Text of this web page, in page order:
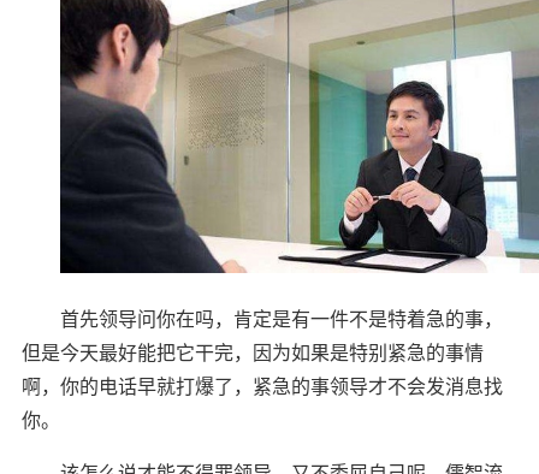
首先领导问你在吗，肯定是有一件不是特着急的事，
但是今天最好能把它干完，因为如果是特别紧急的事情
啊，你的电话早就打爆了，紧急的事领导才不会发消息找
你。